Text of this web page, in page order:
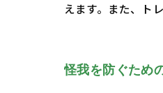
えます。また、ト
怪我を防ぐため